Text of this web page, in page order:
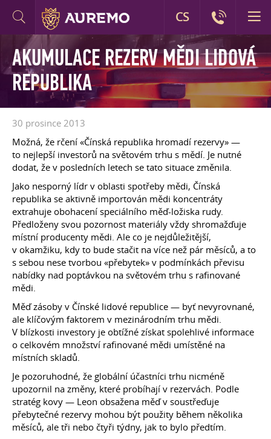
AKUMULACE REZERV MĚDI LIDOVÁ
REPUBLIKA
30 prosince 2013
Možná, že rčení «Čínská republika hromadí rezervy» —
to nejlepší investorů na světovém trhu s mědí. Je nutné
dodat, že v posledních letech se tato situace změnila.
Jako nesporný lídr v oblasti spotřeby mědi, Čínská
republika se aktivně importován mědi koncentráty
extrahuje obohacení speciálního měď-ložiska rudy.
Předloženy svou pozornost materiály vždy shromažďuje
místní producenty mědi. Ale co je nejdůležitější,
v okamžiku, kdy to bude stačit na více než pár měsíců, a to
s sebou nese tvorbou «přebytek» v podmínkách převisu
nabídky nad poptávkou na světovém trhu s rafinované
mědi.
Měď zásoby v Čínské lidové republice — byť nevyrovnané,
ale klíčovým faktorem v mezinárodním trhu mědi.
V blízkosti investory je obtížné získat spolehlivé informace
o celkovém množství rafinované mědi umístěné na
místních skladů.
Je pozoruhodné, že globální účastníci trhu nicméně
upozornil na změny, které probíhají v rezervách. Podle
stratég kovy — Leon obsažena měď v soustřeďuje
přebytečné rezervy mohou být použity během několika
měsíců, ale tři nebo čtyři týdny, jak to bylo předtím.
CS